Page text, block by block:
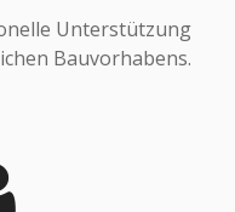
Unterstützung
Bauvorhabens.